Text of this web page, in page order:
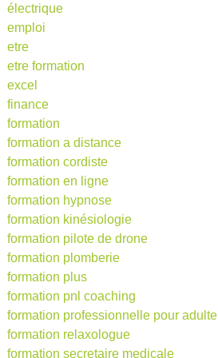
électrique
emploi
etre
etre formation
excel
finance
formation
formation a distance
formation cordiste
formation en ligne
formation hypnose
formation kinésiologie
formation pilote de drone
formation plomberie
formation plus
formation pnl coaching
formation professionnelle pour adulte
formation relaxologue
formation secretaire medicale